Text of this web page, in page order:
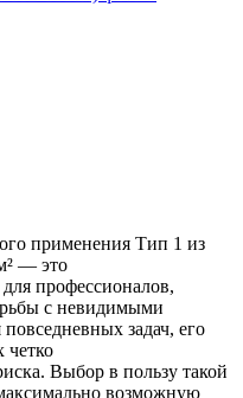
применения Тип 1 из
— это
профессионалов,
с невидимыми
задач, его
четко
Выбор в пользу такой
возможную